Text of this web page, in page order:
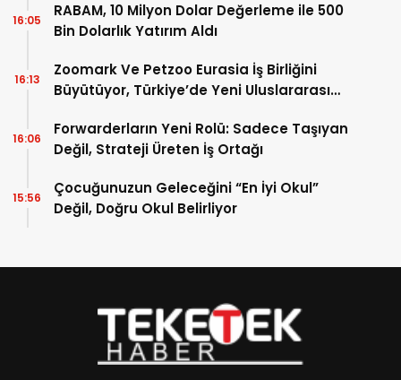
RABAM, 10 Milyon Dolar Değerleme ile 500
Bin Dolarlık Yatırım Aldı
16:05
Zoomark Ve Petzoo Eurasia İş Birliğini
Büyütüyor, Türkiye’de Yeni Uluslararası
16:13
Forwarderların Yeni Rolü: Sadece Taşıyan
Değil, Strateji Üreten İş Ortağı
16:06
Çocuğunuzun Geleceğini “En İyi Okul”
Değil, Doğru Okul Belirliyor
15:56